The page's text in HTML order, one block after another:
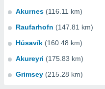
Akurnes (116.11 km)
Raufarhofn (147.81 km)
Húsavík (160.48 km)
Akureyri (175.83 km)
Grimsey (215.28 km)